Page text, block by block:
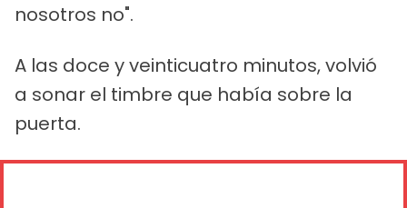
nosotros no".
A las doce y veinticuatro minutos, volvió
a sonar el timbre que había sobre la
puerta.